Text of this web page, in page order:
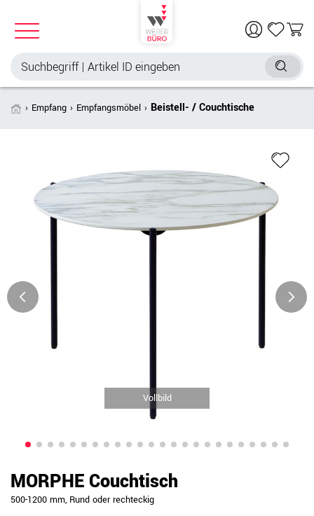
Empfang Empfangsmöbel Beistell- / Couchtische
Vollbild
MORPHE Couchtisch
500-1200 mm, Rund oder rechteckig